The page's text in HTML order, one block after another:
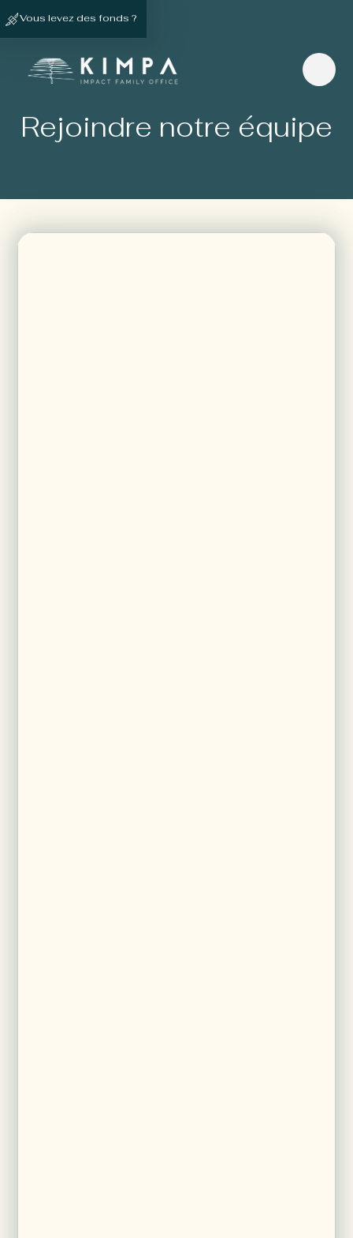
Vous levez des fonds ?
Rejoindre notre équipe